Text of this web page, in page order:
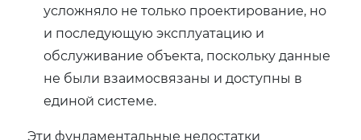
усложняло не только проектирование, но
и последующую эксплуатацию и
обслуживание объекта, поскольку данные
не были взаимосвязаны и доступны в
единой системе.
Эти фундаментальные недостатки